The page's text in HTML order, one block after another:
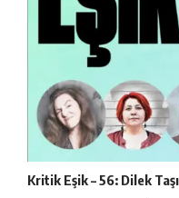
Kritik Eşik – 56: Dilek Taşı